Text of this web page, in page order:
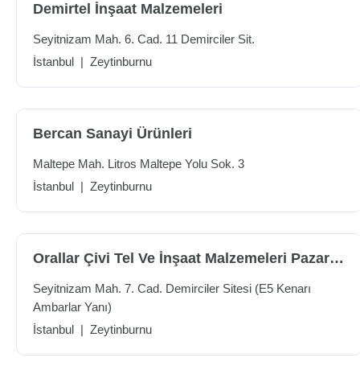
Demirtel İnşaat Malzemeleri
Seyitnizam Mah. 6. Cad. 11 Demirciler Sit.
İstanbul | Zeytinburnu
Bercan Sanayi Ürünleri
Maltepe Mah. Litros Maltepe Yolu Sok. 3
İstanbul | Zeytinburnu
Orallar Çivi Tel Ve İnşaat Malzemeleri Pazarlama San.tic.ltd.şti.
Seyitnizam Mah. 7. Cad. Demirciler Sitesi (E5 Kenarı
Ambarlar Yanı)
İstanbul | Zeytinburnu